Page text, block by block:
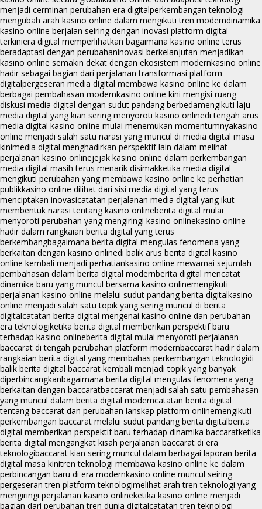
menjadi cerminan perubahan era digitalperkembangan teknologi
mengubah arah kasino online dalam mengikuti tren moderndinamika
kasino online berjalan seiring dengan inovasi platform digital
terkiniera digital memperlihatkan bagaimana kasino online terus
beradaptasi dengan perubahaninovasi berkelanjutan menjadikan
kasino online semakin dekat dengan ekosistem modernkasino online
hadir sebagai bagian dari perjalanan transformasi platform
digitalpergeseran media digital membawa kasino online ke dalam
berbagai pembahasan modernkasino online kini mengisi ruang
diskusi media digital dengan sudut pandang berbedamengikuti laju
media digital yang kian sering menyoroti kasino onlinedi tengah arus
media digital kasino online mulai menemukan momentumnyakasino
online menjadi salah satu narasi yang muncul di media digital masa
kinimedia digital menghadirkan perspektif lain dalam melihat
perjalanan kasino onlinejejak kasino online dalam perkembangan
media digital masih terus menarik disimakketika media digital
mengikuti perubahan yang membawa kasino online ke perhatian
publikkasino online dilihat dari sisi media digital yang terus
menciptakan inovasicatatan perjalanan media digital yang ikut
membentuk narasi tentang kasino onlineberita digital mulai
menyoroti perubahan yang mengiringi kasino onlinekasino online
hadir dalam rangkaian berita digital yang terus
berkembangbagaimana berita digital mengulas fenomena yang
berkaitan dengan kasino onlinedi balik arus berita digital kasino
online kembali menjadi perhatiankasino online mewarnai sejumlah
pembahasan dalam berita digital modernberita digital mencatat
dinamika baru yang muncul bersama kasino onlinemengikuti
perjalanan kasino online melalui sudut pandang berita digitalkasino
online menjadi salah satu topik yang sering muncul di berita
digitalcatatan berita digital mengenai kasino online dan perubahan
era teknologiketika berita digital memberikan perspektif baru
terhadap kasino onlineberita digital mulai menyoroti perjalanan
baccarat di tengah perubahan platform modernbaccarat hadir dalam
rangkaian berita digital yang membahas perkembangan teknologidi
balik berita digital baccarat kembali menjadi topik yang banyak
diperbincangkanbagaimana berita digital mengulas fenomena yang
berkaitan dengan baccaratbaccarat menjadi salah satu pembahasan
yang muncul dalam berita digital moderncatatan berita digital
tentang baccarat dan perubahan lanskap platform onlinemengikuti
perkembangan baccarat melalui sudut pandang berita digitalberita
digital memberikan perspektif baru terhadap dinamika baccaratketika
berita digital mengangkat kisah perjalanan baccarat di era
teknologibaccarat kian sering muncul dalam berbagai laporan berita
digital masa kinitren teknologi membawa kasino online ke dalam
perbincangan baru di era modernkasino online muncul seiring
pergeseran tren platform teknologimelihat arah tren teknologi yang
mengiringi perjalanan kasino onlineketika kasino online menjadi
bagian dari perubahan tren dunia digitalcatatan tren teknologi